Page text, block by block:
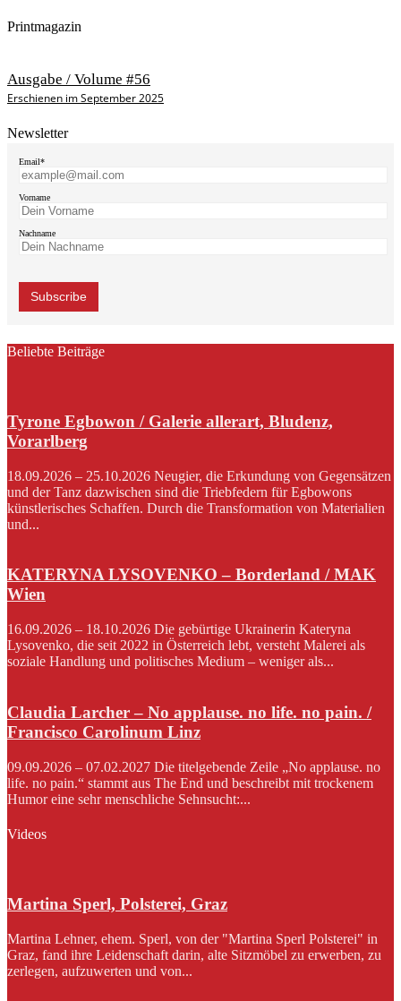
Printmagazin
Ausgabe / Volume #56
Erschienen im September 2025
Newsletter
Email*
Vorname
Nachname
Beliebte Beiträge
Tyrone Egbowon / Galerie allerart, Bludenz,
Vorarlberg
18.09.2026 – 25.10.2026 Neugier, die Erkundung von Gegensätzen
und der Tanz dazwischen sind die Triebfedern für Egbowons
künstlerisches Schaffen. Durch die Transformation von Materialien
und...
KATERYNA LYSOVENKO – Borderland / MAK
Wien
16.09.2026 – 18.10.2026 Die gebürtige Ukrainerin Kateryna
Lysovenko, die seit 2022 in Österreich lebt, versteht Malerei als
soziale Handlung und politisches Medium – weniger als...
Claudia Larcher – No applause. no life. no pain. /
Francisco Carolinum Linz
09.09.2026 – 07.02.2027 Die titelgebende Zeile „No applause. no
life. no pain.“ stammt aus The End und beschreibt mit trockenem
Humor eine sehr menschliche Sehnsucht:...
Videos
Martina Sperl, Polsterei, Graz
Martina Lehner, ehem. Sperl, von der "Martina Sperl Polsterei" in
Graz, fand ihre Leidenschaft darin, alte Sitzmöbel zu erwerben, zu
zerlegen, aufzuwerten und von...